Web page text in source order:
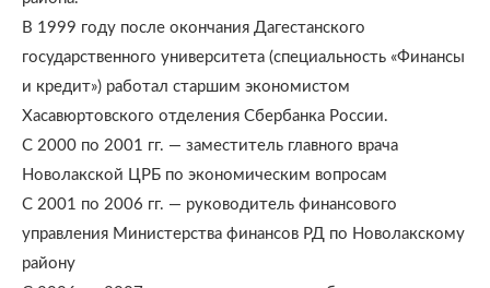
В 1999 году после окончания Дагестанского
государственного университета (специальность «Финансы
и кредит») работал старшим экономистом
Хасавюртовского отделения Сбербанка России.
С 2000 по 2001 гг. — заместитель главного врача
Новолакской ЦРБ по экономическим вопросам
С 2001 по 2006 гг. — руководитель финансового
управления Министерства финансов РД по Новолакскому
району